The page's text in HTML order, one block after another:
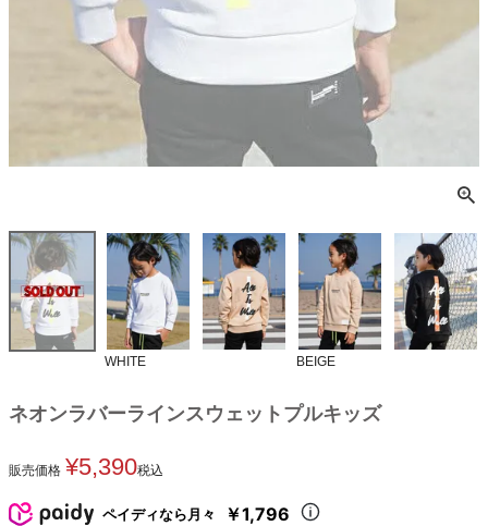
WHITE BEIGE
ネオンラバーラインスウェットプルキッズ
販売価格 ¥5,390税込
ペイディなら月々 ￥1,796